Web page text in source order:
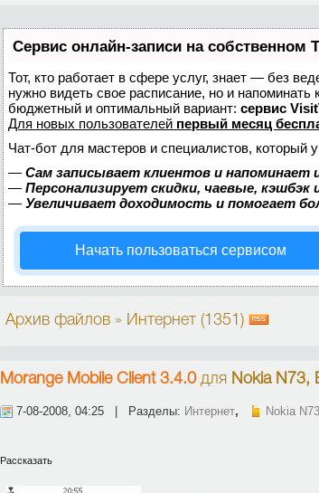
Сервис онлайн-записи на собственном
Тот, кто работает в сфере услуг, знает — без
нужно видеть свое расписание, но и
бюджетный и оптимальный вариант: сервис
Для новых пользователей первый месяц
Чат-бот для мастеров и специалистов, который
— Сам записывает клиентов и напоминает
— Персонализирует скидки, чаевые,
— Увеличивает доходимость и помогает
Начать пользоваться сервисом
Архив файлов » Интернет (1351)
Morange Mobile Client 3.4.0для Nokia N73,
7-08-2008, 04:25 | Разделы: Интернет, Nokia
Рассказать